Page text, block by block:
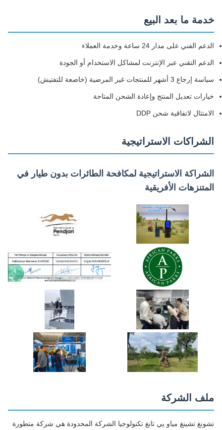
خدمة ما بعد البيع
الدعم الفني على مدار 24 ساعة وخدمة العملاء
الدعم التقني عبر الإنترنت لمشاكل الاستخدام أو الجودة
سياسة إرجاع 3 أشهر للمنتجات غير المرضية (خاضعة للتفتيش)
خيارات تعديل المنتج وإعادة الشحن المتاحة
الامتثال لاتفاقية شحن DDP
الشراكات الاستراتيجية
الشراكة الاستراتيجية لمكافحة الطائرات بدون طيار في
المتنزهات الأفريقية
ملف الشركة
تشونغ تشينغ مياو يي تانغ تكنولوجيا الشركة المحدودة هي شركة متطورة